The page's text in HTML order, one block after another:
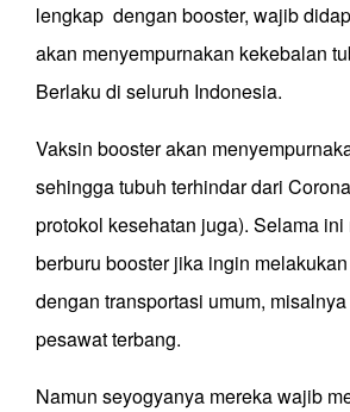
lengkap dengan booster, wajib
akan menyempurnakan kekebalan
Berlaku di seluruh Indonesia.
Vaksin booster akan
sehingga tubuh terhindar dari
protokol kesehatan juga). Selama ini
berburu booster jika ingin
dengan transportasi umum,
pesawat terbang.
Namun seyogyanya mereka wajib